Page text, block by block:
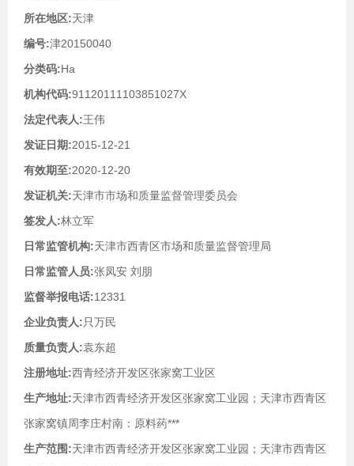
所在地区:天津
编号:津20150040
分类码:Ha
机构代码:91120111103851027X
法定代表人:王伟
发证日期:2015-12-21
有效期至:2020-12-20
发证机关:天津市市场和质量监督管理委员会
签发人:林立军
日常监管机构:天津市西青区市场和质量监督管理局
日常监管人员:张凤安 刘朋
监督举报电话:12331
企业负责人:只万民
质量负责人:袁东超
注册地址:西青经济开发区张家窝工业区
生产地址:天津市西青经济开发区张家窝工业园；天津市西青区
张家窝镇周李庄村南：原料药***
生产范围:天津市西青经济开发区张家窝工业园；天津市西青区